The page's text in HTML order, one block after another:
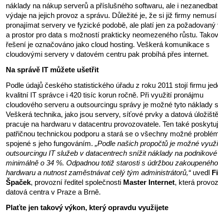
náklady na nákup serverů a příslušného softwaru, ale i
výdaje na jejich provoz a správu. Důležité je, že si již firmy nemusí
pronajímat servery ve fyzické podobě, ale platí jen za požadovaný
a prostor pro data s možností prakticky neomezeného růstu.
řešení je označováno jako cloud hosting. Veškerá komunikace s
cloudovými servery v datovém centru pak probíhá přes internet.
Na správě IT můžete ušetřit
Podle údajů českého statistického úřadu z roku 2011 stojí firmu
kvalitní IT správce i 420 tisíc korun ročně. Při využití pronájmu
cloudového serveru a outsourcingu správy je možné tyto náklady
Veškerá technika, jako jsou servery, síťové prvky a datová
pracuje na hardwaru v datacentru provozovatele. Ten také
patřičnou technickou podporu a stará se o všechny možné
spojené s jeho fungováním. „Podle našich propočtů je možné
outsourcingu IT služeb v datacentrech snížit náklady na
minimálně o 34 %. Odpadnou totiž starosti s údržbou zakoupeného
hardwaru a nutnost zaměstnávat celý tým administrátorů,“uvedl
Špaček, provozní ředitel společnosti Master Internet, která
datová centra v Praze a Brně.
Plaťte jen takový výkon, který opravdu využijete